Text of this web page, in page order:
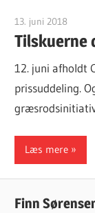
13. juni 2018
Tilskuerne
12. juni afholdt
prissuddeling.
Læs mere
Finn